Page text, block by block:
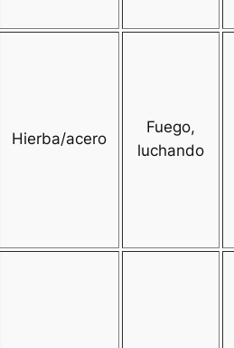
Hierba/acero
Fuego,
luchando